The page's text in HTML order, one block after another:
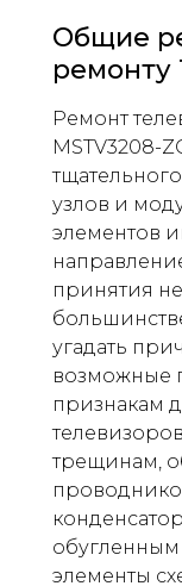
Общие
ремонту
Ремонт
MSTV3208-
узлов и
элементов
принятия
угадать
возможные
признакам
трещинам,
обугленным
элементы